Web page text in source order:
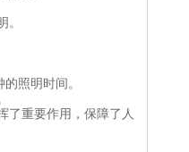
照明时间。
了重要作用，保障了人